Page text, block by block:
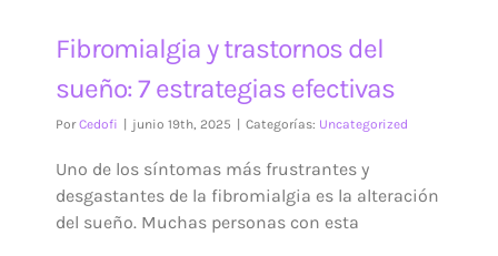
Fibromialgia y trastornos del
sueño: 7 estrategias efectivas
PorCedofi junio 19th, 2025 Categorías: Uncategorized
Uno de los síntomas más frustrantes y
desgastantes de la fibromialgia es la alteración
del sueño. Muchas personas con esta